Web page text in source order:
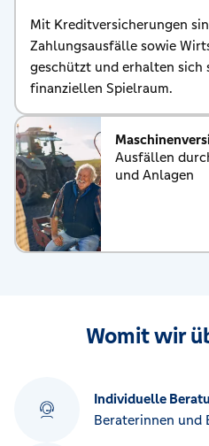
Mit Kreditversicherungen
Zahlungsausfälle sowie
geschützt und erhalten sich
finanziellen Spielraum.
Ausfällen
und Anlagen
Womit wir
Individuelle
Beraterinnen und